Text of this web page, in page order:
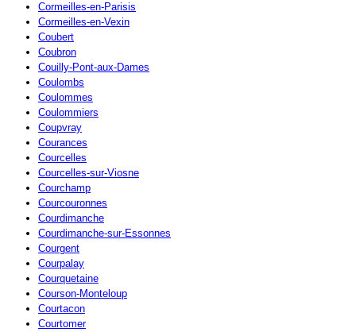
Cormeilles-en-Parisis
Cormeilles-en-Vexin
Coubert
Coubron
Couilly-Pont-aux-Dames
Coulombs
Coulommes
Coulommiers
Coupvray
Courances
Courcelles
Courcelles-sur-Viosne
Courchamp
Courcouronnes
Courdimanche
Courdimanche-sur-Essonnes
Courgent
Courpalay
Courquetaine
Courson-Monteloup
Courtacon
Courtomer